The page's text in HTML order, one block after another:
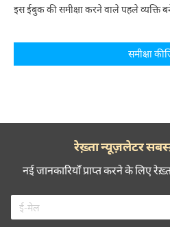
इस ईबुक की समीक्षा करने वाले पहले व्यक्ति
समीक्षा
रेख़्ता न्यूज़लेटर
नई जानकारियाँ प्राप्त करने के लिए